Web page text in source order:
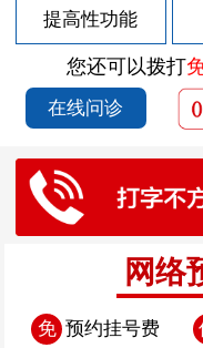
提高性功能
您还可以拨打
在线问诊
网络
免 预约挂号费